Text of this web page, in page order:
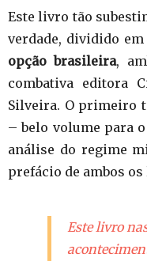
Este livro tão
verdade, dividido
opção brasileira,
combativa editora
Silveira. O primeiro
– belo volume para
análise do regime
prefácio de ambos
Este livro